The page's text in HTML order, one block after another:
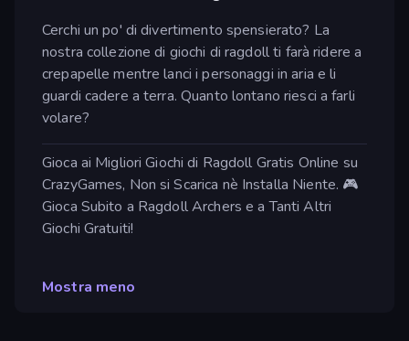
Cerchi un po' di divertimento spensierato? La
nostra collezione di giochi di ragdoll ti farà ridere a
crepapelle mentre lanci i personaggi in aria e li
guardi cadere a terra. Quanto lontano riesci a farli
volare?
Gioca ai Migliori Giochi di Ragdoll Gratis Online su
CrazyGames, Non si Scarica nè Installa Niente. 🎮
Gioca Subito a Ragdoll Archers e a Tanti Altri
Giochi Gratuiti!
Mostra meno